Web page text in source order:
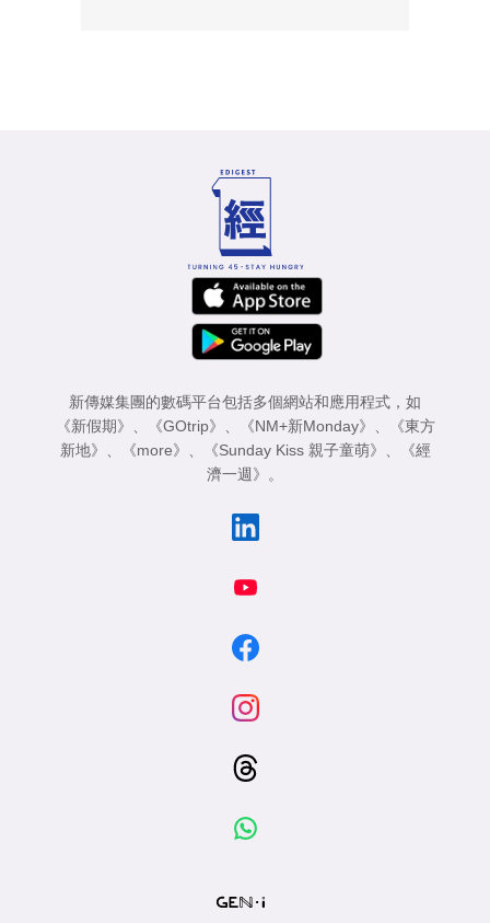
新傳媒集團的數碼平台包括多個網站和應用程式，如
《新假期》
《GOtrip》 《NM+新Monday》
《東方
新地》
《more》 《Sunday Kiss 親子童萌》
《經
濟一週》
。